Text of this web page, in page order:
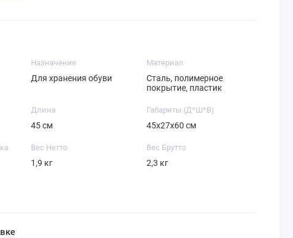
Назначение
Для хранения обуви
Материал
Сталь, полимерное
покрытие, пластик
Длина
45 см
Габариты (Д*Ш*В)
45х27х60 см
Вес Нетто
1,9 кг
Вес Брутто
2,3 кг